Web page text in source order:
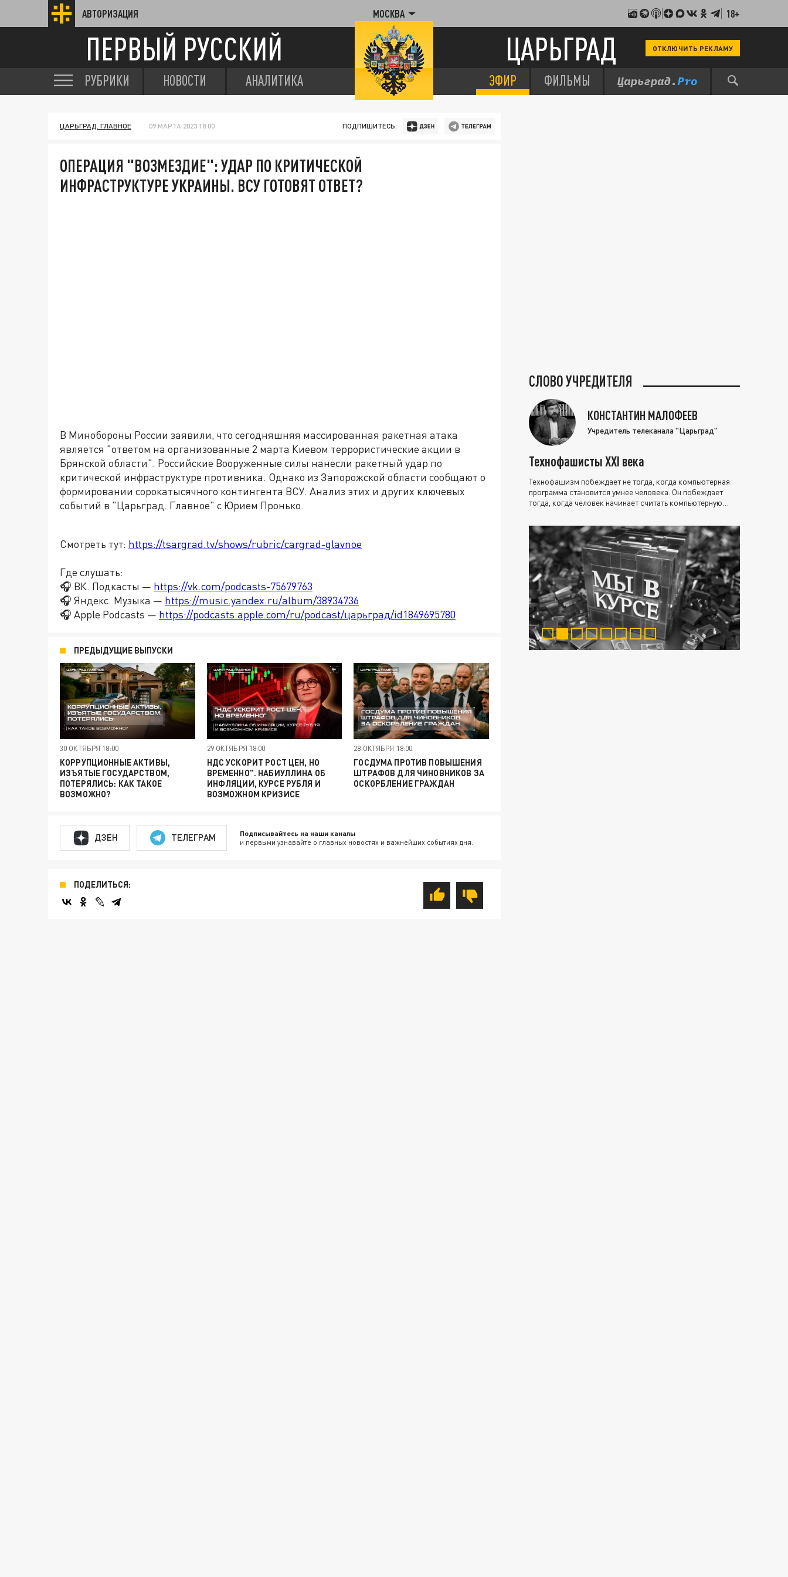
АВТОРИЗАЦИЯ МОСКВА 18+
ПЕРВЫЙ РУССКИЙ ЦАРЬГРАД ОТКЛЮЧИТЬ РЕКЛАМУ
РУБРИКИ НОВОСТИ АНАЛИТИКА ЭФИР ФИЛЬМЫ
ЦАРЬГРАД. ГЛАВНОЕ 09 МАРТА 2023 18:00 ПОДПИШИТЕСЬ:
ОПЕРАЦИЯ "ВОЗМЕЗДИЕ": УДАР ПО КРИТИЧЕСКОЙ
ИНФРАСТРУКТУРЕ УКРАИНЫ. ВСУ ГОТОВЯТ ОТВЕТ?
В Минобороны России заявили, что сегодняшняя массированная ракетная атака
является "ответом на организованные 2 марта Киевом террористические акции в
Брянской области". Российские Вооруженные силы нанесли ракетный удар по
критической инфраструктуре противника. Однако из Запорожской области сообщают о
формировании сорокатысячного контингента ВСУ. Анализ этих и других ключевых
событий в "Царьград. Главное" с Юрием Пронько.
Смотреть тут: https://tsargrad.tv/shows/rubric/cargrad-glavnoe
Где слушать:
🎧 ВК. Подкасты — https://vk.com/podcasts-75679763
🎧 Яндекс. Музыка — https://music.yandex.ru/album/38934736
🎧 Apple Podcasts — https://podcasts.apple.com/ru/podcast/царьград/id1849695780
ПРЕДЫДУЩИЕ ВЫПУСКИ
30 ОКТЯБРЯ 18:00
КОРРУПЦИОННЫЕ АКТИВЫ,
ИЗЪЯТЫЕ ГОСУДАРСТВОМ,
ПОТЕРЯЛИСЬ: КАК ТАКОЕ
ВОЗМОЖНО?
29 ОКТЯБРЯ 18:00
НДС УСКОРИТ РОСТ ЦЕН, НО
ВРЕМЕННО". НАБИУЛЛИНА ОБ
ИНФЛЯЦИИ, КУРСЕ РУБЛЯ И
ВОЗМОЖНОМ КРИЗИСЕ
28 ОКТЯБРЯ 18:00
ГОСДУМА ПРОТИВ ПОВЫШЕНИЯ
ШТРАФОВ ДЛЯ ЧИНОВНИКОВ ЗА
ОСКОРБЛЕНИЕ ГРАЖДАН
ДЗЕН ТЕЛЕГРАМ Подписывайтесь на наши каналы
и первыми узнавайте о главных новостях и важнейших событиях дня.
ПОДЕЛИТЬСЯ:
СЛОВО УЧРЕДИТЕЛЯ
КОНСТАНТИН МАЛОФЕЕВ
Учредитель телеканала "Царьград"
Технофашисты XXI века
Технофашизм побеждает не тогда, когда компьютерная
программа становится умнее человека. Он побеждает
тогда, когда человек начинает считать компьютерную